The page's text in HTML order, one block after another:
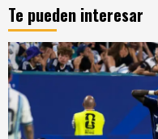
Te pueden interesar